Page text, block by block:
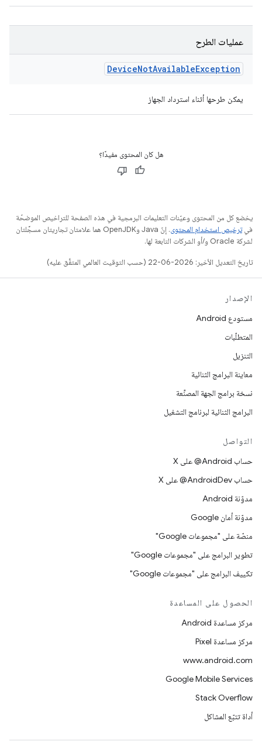
عمليات الطرح
DeviceNotAvailableException
يمكن طرحها أثناء استرداد الجهاز
هل كان المحتوى مفيدًا؟
يخضع كل من المحتوى وعيّنات التعليمات البرمجية في هذه الصفحة للتراخيص الموضحّة
فيترخيص استخدام المحتوى
. إنّ Java وOpenJDK هما علامتان تجاريتان مسجَّلتان
لشركة Oracle و/أو الشركات التابعة لها.
تاريخ التعديل الأخير: 2026-06-22 (حسب التوقيت العالمي المتفَّق عليه)
الإصدار
مستودع Android
المتطلّبات
التنزيل
معاينة البرامج الثنائية
نسخة برامج الجهة المصنِّعة
البرامج الثنائية لبرنامج التشغيل
التواصل
حساب ‎@Android على X
حساب ‎@AndroidDev على X
مدوّنة Android
مدوّنة أمان Google
منصّة على "مجموعات Google"
تطوير البرامج على "مجموعات Google"
تكييف البرامج على "مجموعات Google"
الحصول على المساعدة
مركز مساعدة Android
مركز مساعدة Pixel
www.android.com
Google Mobile Services
Stack Overflow
أداة تتبّع المشاكل